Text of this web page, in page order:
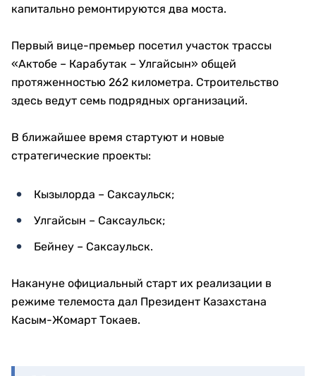
капитально ремонтируются два моста.
Первый вице-премьер посетил участок трассы
«Актобе – Карабутак – Улгайсын» общей
протяженностью 262 километра. Строительство
здесь ведут семь подрядных организаций.
В ближайшее время стартуют и новые
стратегические проекты:
Кызылорда – Саксаульск;
Улгайсын – Саксаульск;
Бейнеу – Саксаульск.
Накануне официальный старт их реализации в
режиме телемоста дал Президент Казахстана
Касым-Жомарт Токаев.